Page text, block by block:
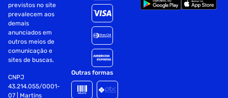
previstos no site
prevalecem aos
demais
anunciados em
outros meios de
comunicação e
sites de buscas.
CNPJ
43.214.055/0001-
07 | Martins
Outras formas